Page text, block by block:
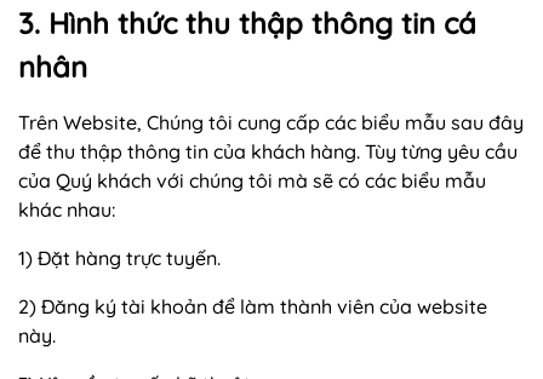
3. Hình thức thu thập thông tin cá
nhân
Trên Website, Chúng tôi cung cấp các biểu mẫu sau đây
để thu thập thông tin của khách hàng. Tùy từng yêu cầu
của Quý khách với chúng tôi mà sẽ có các biểu mẫu
khác nhau:
1) Đặt hàng trực tuyến.
2) Đăng ký tài khoản để làm thành viên của website
này.